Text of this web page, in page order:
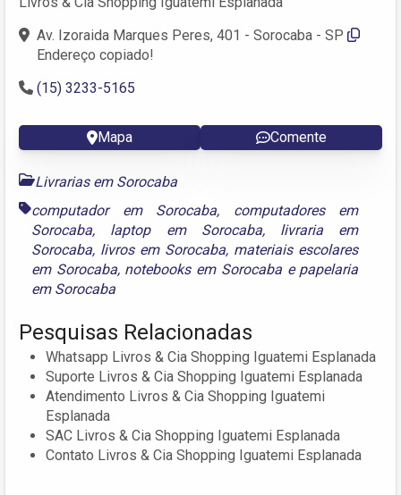
Av. Izoraida Marques Peres, 401 - Sorocaba - SP
Endereço copiado!
(15) 3233-5165
Mapa Comente
Livrarias em Sorocaba
computador em Sorocaba, computadores em
Sorocaba, laptop em Sorocaba, livraria em
Sorocaba, livros em Sorocaba, materiais escolares
em Sorocaba, notebooks em Sorocabae papelaria
em Sorocaba
Pesquisas Relacionadas
Whatsapp Livros & Cia Shopping Iguatemi Esplanada
Suporte Livros & Cia Shopping Iguatemi Esplanada
Atendimento Livros & Cia Shopping Iguatemi
Esplanada
SAC Livros & Cia Shopping Iguatemi Esplanada
Contato Livros & Cia Shopping Iguatemi Esplanada